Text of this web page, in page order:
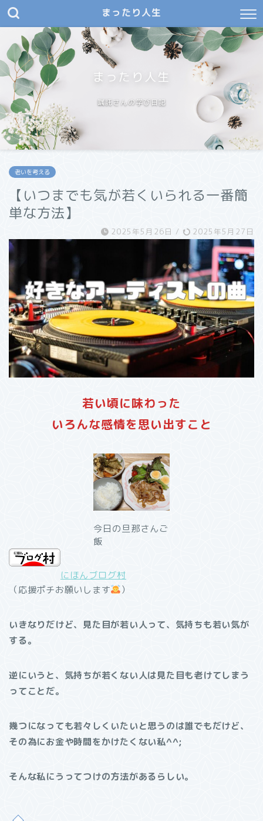
まったり人生
まったり人生
嘱託さんの学び日記
老いを考える
【いつまでも気が若くいられる一番簡
単な方法】
2025年5月26日 / 2025年5月27日
若い頃に味わった
いろんな感情を思い出すこと
今日の旦那さんご
飯
にほんブログ村
（応援ポチお願いします
）
いきなりだけど、見た目が若い人って、気持ちも若い気が
する。
逆にいうと、気持ちが若くない人は見た目も老けてしまう
ってことだ。
幾つになっても若々しくいたいと思うのは誰でもだけど、
その為にお金や時間をかけたくない私^^;
そんな私にうってつけの方法があるらしい。